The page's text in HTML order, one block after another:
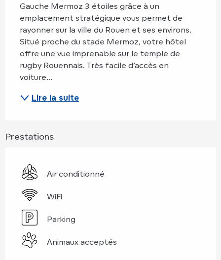
Gauche Mermoz 3 étoiles grâce à un
emplacement stratégique vous permet de
rayonner sur la ville du Rouen et ses environs.
Situé proche du stade Mermoz, votre hôtel
offre une vue imprenable sur le temple de
rugby Rouennais. Très facile d’accès en
voiture...
Lire la suite
Prestations
Air conditionné
WiFi
Parking
Animaux acceptés